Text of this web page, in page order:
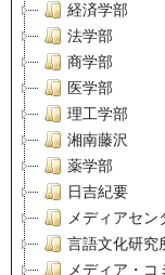
経済学部
法学部
商学部
医学部
理工学部
湘南藤沢
薬学部
日吉紀要
メディアセン
言語文化研究
メディア・